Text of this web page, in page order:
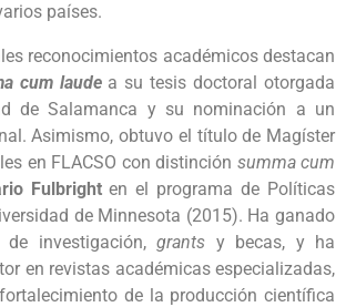
países.
reconocimientos académicos destacan
cum laudea su tesis doctoral otorgada
de Salamanca y su nominación a un
Asimismo, obtuvo el título de Magíster
en FLACSO con distinción summa cum
Fulbrighten el programa de Políticas
de Minnesota (2015). Ha ganado
investigación, grants y becas, y ha
en revistas académicas especializadas,
de la producción científica